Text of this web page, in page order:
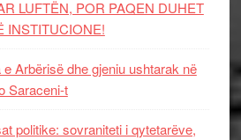
LUFTËN, POR PAQEN DUHET
INSTITUCIONE!
Arbërisë dhe gjeniu ushtarak në
Saraceni-t
politike: sovraniteti i qytetarëve,